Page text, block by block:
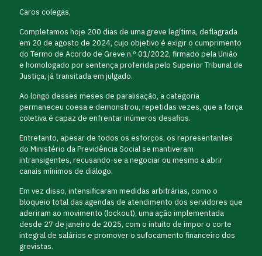
Caros colegas,
Completamos hoje 200 dias de uma greve legítima, deflagrada
em 20 de agosto de 2024, cujo objetivo é exigir o cumprimento
do Termo de Acordo de Greve n.º 01/2022, firmado pela União
e homologado por sentença proferida pelo Superior Tribunal de
Justiça, já transitada em julgado.
Ao longo desses meses de paralisação, a categoria
permaneceu coesa e demonstrou, repetidas vezes, que a força
coletiva é capaz de enfrentar inúmeros desafios.
Entretanto, apesar de todos os esforços, os representantes
do Ministério da Previdência Social se mantiveram
intransigentes, recusando-se a negociar ou mesmo a abrir
canais mínimos de diálogo.
Em vez disso, intensificaram medidas arbitrárias, como o
bloqueio total das agendas de atendimento dos servidores que
aderiram ao movimento (lockout), uma ação implementada
desde 27 de janeiro de 2025, com o intuito de impor o corte
integral de salários e promover o sufocamento financeiro dos
grevistas.